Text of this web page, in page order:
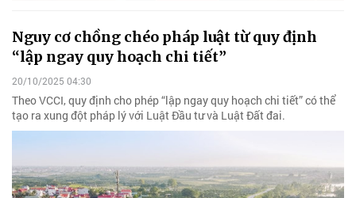
Nguy cơ chồng chéo pháp luật từ quy định
“lập ngay quy hoạch chi tiết”
20/10/2025 04:30
Theo VCCI, quy định cho phép “lập ngay quy hoạch chi tiết” có thể
tạo ra xung đột pháp lý với Luật Đầu tư và Luật Đất đai.